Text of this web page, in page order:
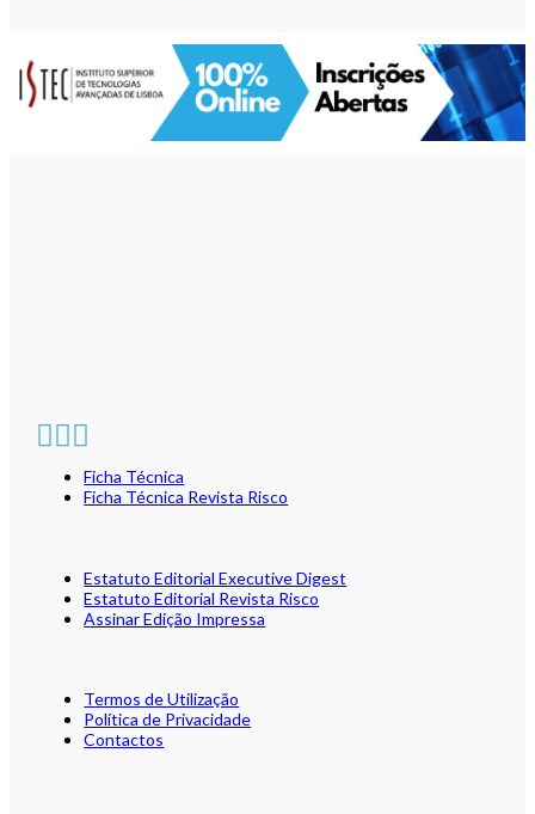
Ficha Técnica
Ficha Técnica Revista Risco
Estatuto Editorial Executive Digest
Estatuto Editorial Revista Risco
Assinar Edição Impressa
Termos de Utilização
Política de Privacidade
Contactos